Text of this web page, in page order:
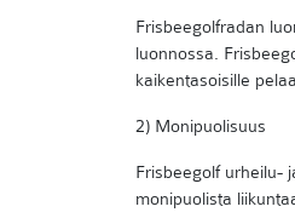
Frisbeegolfradan
luonnossa.
kaikentasoisille
2) Monipuolisuus
Frisbeegolf urheilu-
monipuolista